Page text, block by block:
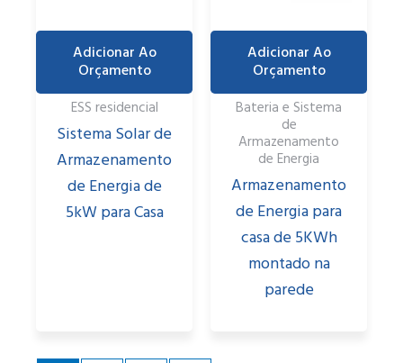
Adicionar Ao
Orçamento
ESS residencial
Sistema Solar de
Armazenamento
de Energia de
5kW para Casa
Adicionar Ao
Orçamento
Bateria e Sistema
de
Armazenamento
de Energia
Armazenamento
de Energia para
casa de 5KWh
montado na
parede